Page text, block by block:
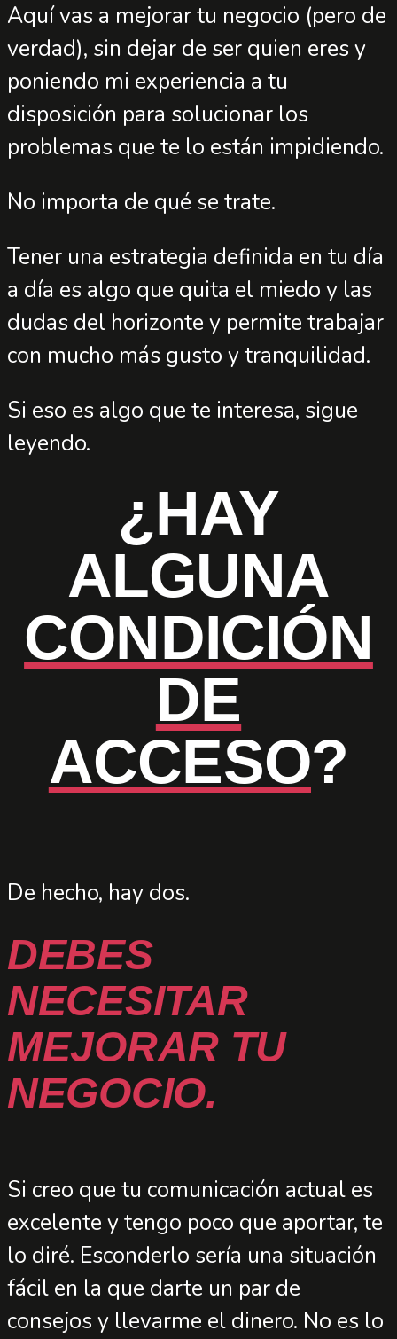
Aquí vas a mejorar tu negocio (pero de
verdad), sin dejar de ser quien eres y
poniendo mi experiencia a tu
disposición para solucionar los
problemas que te lo están impidiendo.
No importa de qué se trate.
Tener una estrategia definida en tu día
a día es algo que quita el miedo y las
dudas del horizonte y permite trabajar
con mucho más gusto y tranquilidad.
Si eso es algo que te interesa, sigue
leyendo.
¿HAY
ALGUNA
CONDICIÓN
DE
ACCESO?
De hecho, hay dos.
DEBES
NECESITAR
MEJORAR TU
NEGOCIO.
Si creo que tu comunicación actual es
excelente y tengo poco que aportar, te
lo diré. Esconderlo sería una situación
fácil en la que darte un par de
consejos y llevarme el dinero. No es lo